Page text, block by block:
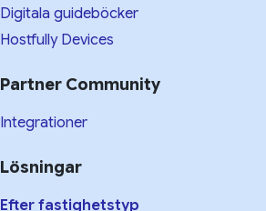
Digitala guideböcker
Hostfully Devices
Partner Community
Integrationer
Lösningar
Efter fastighetstyp